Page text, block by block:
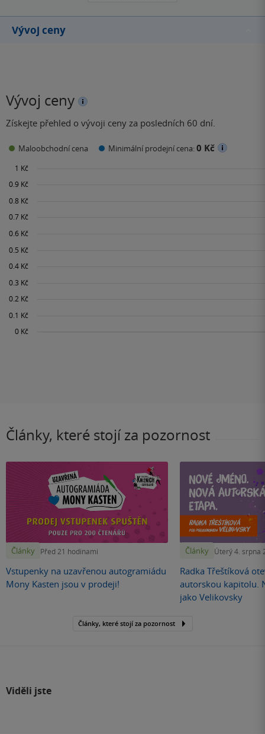
Vývoj ceny
Vývoj ceny
Získejte přehled o vývoji ceny za posledních 60 dní.
Maloobchodní cena Minimální prodejní cena:0 Kč
Články, které stojí za pozornost
Články Před 21 hodinami
Vstupenky na uzavřenou autogramiádu
Mony Kasten jsou v prodeji!
Články Úterý 4. srpna
Radka Třeštíková
autorskou kapitolu.
jako Velikovsky
Články, které stojí za pozornost
Viděli jste